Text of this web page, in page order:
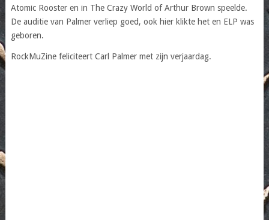
Atomic Rooster en in The Crazy World of Arthur Brown speelde.
De auditie van Palmer verliep goed, ook hier klikte het en ELP was
geboren.
RockMuZine feliciteert Carl Palmer met zijn verjaardag.